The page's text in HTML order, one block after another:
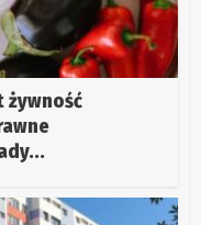
żywność